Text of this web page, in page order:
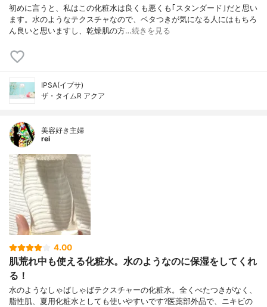
初めに言うと、私はこの化粧水は良くも悪くも｢スタンダード｣だと思い
ます。水のようなテクスチャなので、ベタつきが気になる人にはもちろ
ん良いと思いますし、乾燥肌の方…続きを見る
IPSA(イプサ)
ザ・タイムR アクア
美容好き主婦
rei
4.00
肌荒れ中も使える化粧水。水のようなのに保湿をしてくれ
る！
水のようなしゃばしゃばテクスチャーの化粧水。全くべたつきがなく、
脂性肌、夏用化粧水としても使いやすいです?医薬部外品で、ニキビの